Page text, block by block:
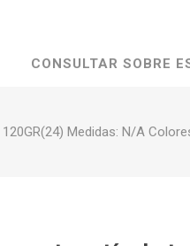
CONSULTAR SOBRE
120GR(24) Medidas: N/A